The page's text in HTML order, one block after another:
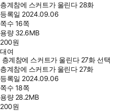
층계참에 스커트가 울린다 28화
등록일 2024.09.06
쪽수 16쪽
용량 32.6MB
200원
대여
층계참에 스커트가 울린다 27화 선택
층계참에 스커트가 울린다 27화
등록일 2024.09.06
쪽수 18쪽
용량 28.2MB
200원